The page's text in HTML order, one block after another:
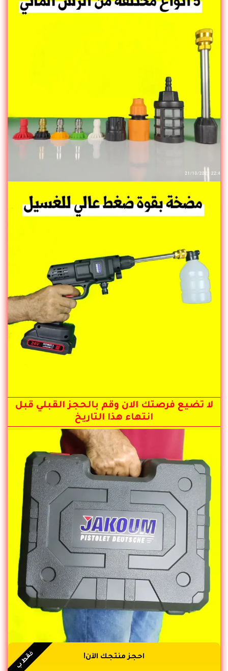
لا تضيع فرصتك الان وقم بالحجز القبلي قبل
انتهاء هذا التاريخ
احجز منتجك الآن! ف
قط ب